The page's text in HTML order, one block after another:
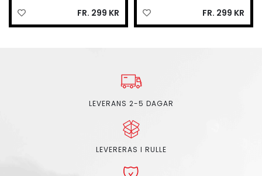
FR. 299 KR
FR. 299 KR
LEVERANS 2-5 DAGAR
LEVERERAS I RULLE